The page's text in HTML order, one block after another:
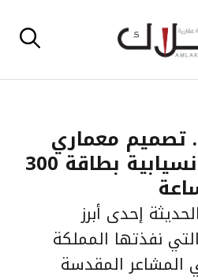
تصميم معماري
يوفر الأمان والانسيابية بطاقة 300
إحدى أبرز
نفذتها المملكة
المشاعر المقدسة